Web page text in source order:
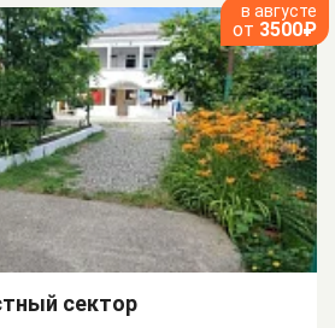
в августе
от 3500₽
сектор